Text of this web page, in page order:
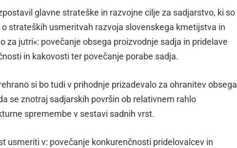
glavne strateške in razvojne cilje za sadjarstvo, ki so
o strateških usmeritvah razvoja slovenskega kmetijstva in
za jutri«: povečanje obsega proizvodnje sadja in pridelave
in kakovosti ter povečanje porabe sadja.
si bo tudi v prihodnje prizadevalo za ohranitev obsega
se znotraj sadjarskih površin ob relativnem rahlo
spremembe v sestavi sadnih vrst.
usmeriti v: povečanje konkurenčnosti pridelovalcev in